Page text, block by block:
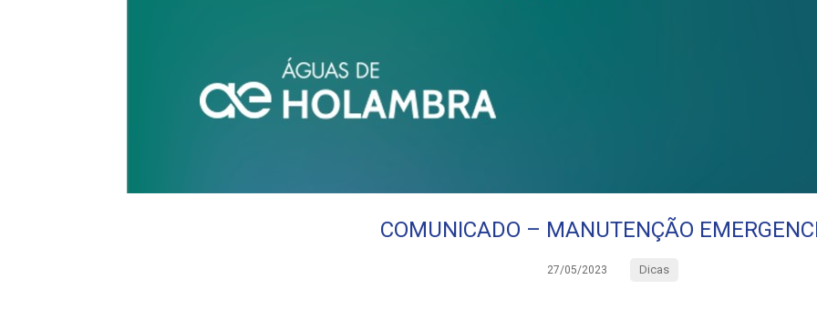
COMUNICADO – MANUTENÇÃO
27/05/2023 Dicas